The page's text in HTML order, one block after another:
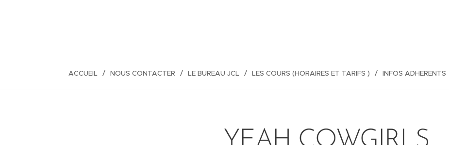
ACCUEIL NOUS CONTACTER LE BUREAU JCL LES COURS (HORAIRES ET TARIFS ) INFOS ADHERENTS